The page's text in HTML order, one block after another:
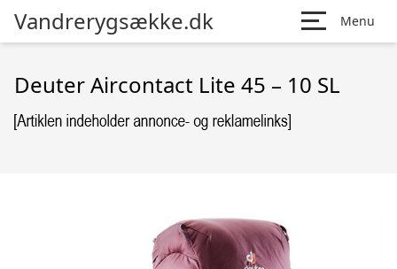
Vandrerygsække.dk Menu
Deuter Aircontact Lite 45 – 10 SL